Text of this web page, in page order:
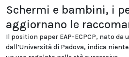
Schermi e bambini, i
aggiornano le
Il position paper EAP-ECPCP, nato
dall’Università di Padova, indica